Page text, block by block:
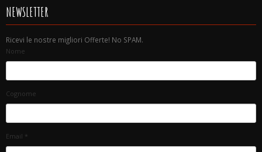
NEWSLETTER
Ricevi le nostre migliori Offerte! No SPAM.
Nome
Cognome
Email *